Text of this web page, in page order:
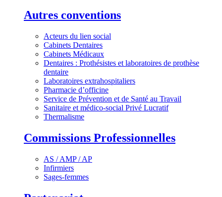
Autres conventions
Acteurs du lien social
Cabinets Dentaires
Cabinets Médicaux
Dentaires : Prothésistes et laboratoires de prothèse
dentaire
Laboratoires extrahospitaliers
Pharmacie d’officine
Service de Prévention et de Santé au Travail
Sanitaire et médico-social Privé Lucratif
Thermalisme
Commissions Professionnelles
AS / AMP / AP
Infirmiers
Sages-femmes